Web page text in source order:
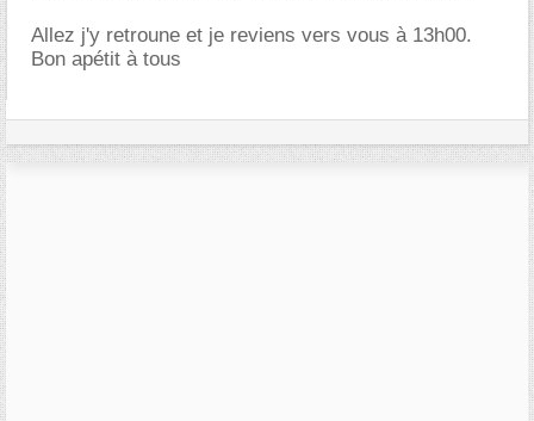
Allez j'y retroune et je reviens vers vous à 13h00.
Bon apétit à tous